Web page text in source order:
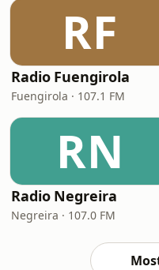
RF
Radio Fuengirola
Fuengirola · 107.1 FM
RN
Radio Negreira
Negreira · 107.0 FM